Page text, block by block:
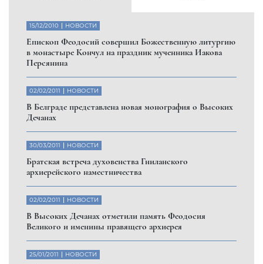
15/12/2010 НОВОСТИ
Eпископ Феодосий совершил Божественную литургию
в монастыре Кончул на праздник мученника Иакова
Персянина
02/02/2011 НОВОСТИ
В Белграде представлена новая монография о Высоких
Дечанах
30/03/2011 НОВОСТИ
Братская встреча духовенства Гниланского
архиерейского наместничества
02/02/2011 НОВОСТИ
В Высоких Дечанах отметили память Феодосия
Великого и именины правящего архиерея
25/01/2011 НОВОСТИ